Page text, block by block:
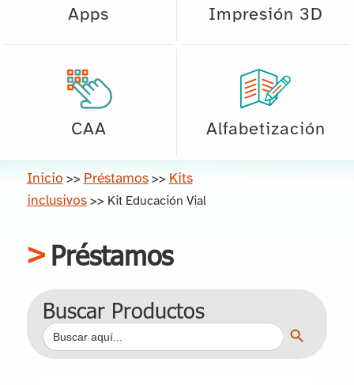
Apps Impresión 3D
CAA Alfabetización
Inicio >> Préstamos >> Kits
inclusivos >> Kit Educación Vial
Préstamos
Buscar Productos
Buscar: